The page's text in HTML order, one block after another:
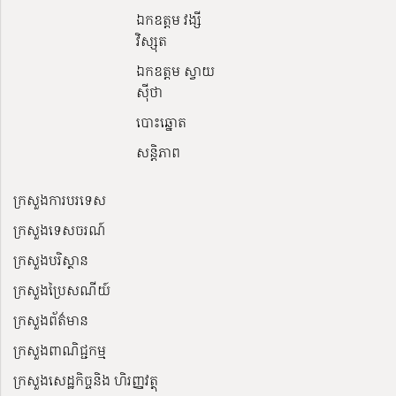
ឯកឧត្តម វង្សី
វិស្សុត
ឯកឧត្តម ស្វាយ
ស៊ីថា
បោះឆ្នោត
សន្តិភាព
ក្រសួងការបរទេស
ក្រសួងទេសចរណ៍
ក្រសួងបរិស្ថាន
ក្រសួងប្រៃសណីយ៍
ក្រសួងព័ត៌មាន
ក្រសួងពាណិជ្ជកម្ម
ក្រសួងសេដ្ឋកិច្ចនិង ហិរញ្ញវត្ថុ